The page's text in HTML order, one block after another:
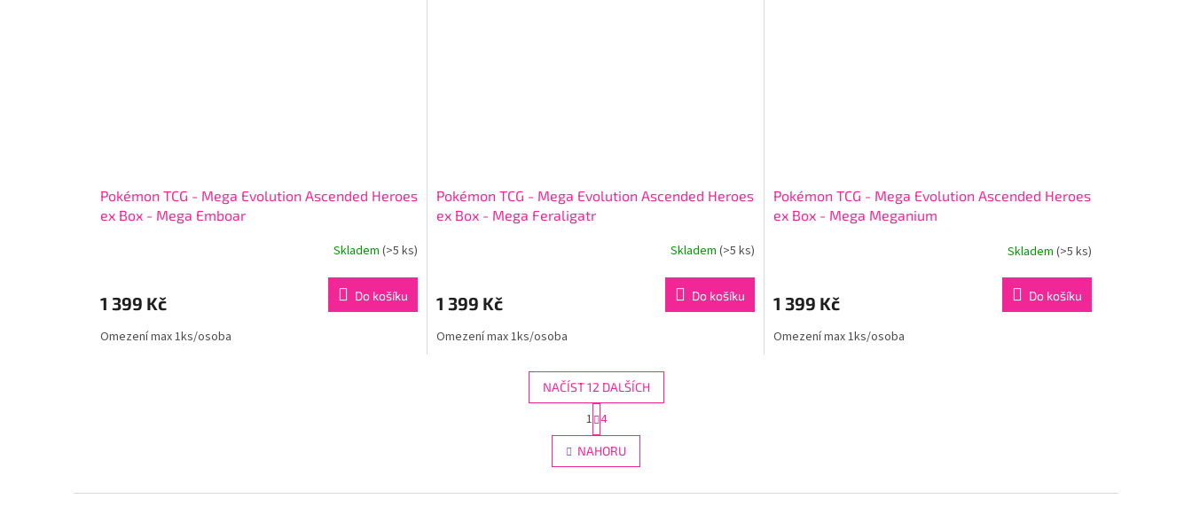
Pokémon TCG - Mega Evolution Ascended Heroes
ex Box - Mega Emboar
Skladem(>5 ks)
1 399 Kč Do košíku
Omezení max 1ks/osoba
Pokémon TCG - Mega Evolution Ascended Heroes
ex Box - Mega Feraligatr
Skladem (>5 ks)
1 399 Kč Do košíku
Omezení max 1ks/osoba
Pokémon TCG - Mega Evolution Ascended Heroes
ex Box - Mega Meganium
Skladem (>5 ks)
1 399 Kč Do košíku
Omezení max 1ks/osoba
O
v
l
d
NAČÍST 12 DALŠÍCH
t
r
á
n
1 4
NAHORU